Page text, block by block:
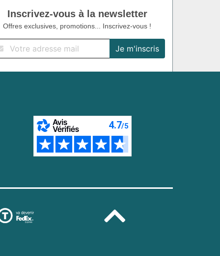
Inscrivez-vous à la newsletter
Offres exclusives, promotions... Inscrivez-vous !